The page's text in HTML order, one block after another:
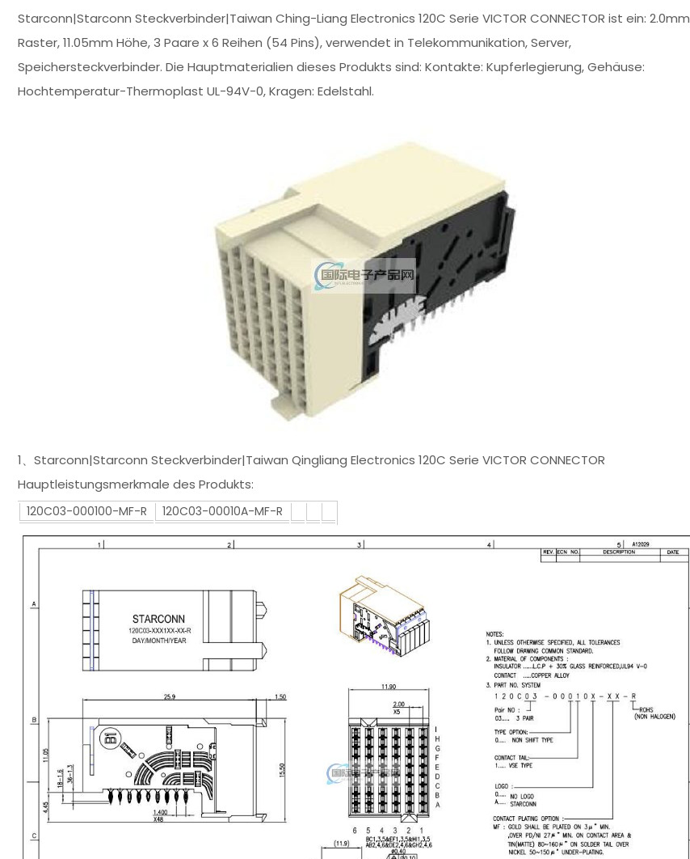
Starconn|Starconn Steckverbinder|Taiwan Ching-Liang Electronics 120C Serie VICTOR CONNECTOR ist ein: 2.0mm
Raster, 11.05mm Höhe, 3 Paare x 6 Reihen (54 Pins), verwendet in Telekommunikation, Server,
Speichersteckverbinder. Die Hauptmaterialien dieses Produkts sind: Kontakte: Kupferlegierung, Gehäuse:
Hochtemperatur-Thermoplast UL-94V-0, Kragen: Edelstahl.
1、Starconn|Starconn Steckverbinder|Taiwan Qingliang Electronics 120C Serie VICTOR CONNECTOR
Hauptleistungsmerkmale des Produkts:
120C03-000100-MF-R 120C03-00010A-MF-R